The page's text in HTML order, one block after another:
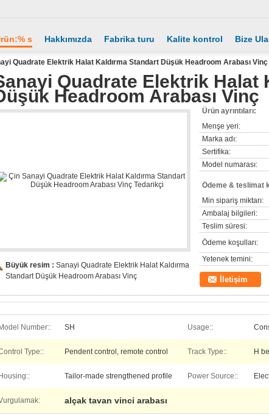
s Hakkımızda Fabrika turu Kalite kontrol Bize
Quadrate Elektrik Halat Kaldırma Standart Düşük Headroom Arabası Vinç
Quadrate Elektrik Halat
Headroom Arabası Vinç
Büyük resim : Sanayi Quadrate Elektrik Halat Kaldırma
Standart Düşük Headroom Arabası Vinç
Ürün ayrıntıları:
Menşe yeri:
Marka adı:
Sertifika:
Model numarası:
Ödeme & teslimat
Min sipariş miktarı:
Ambalaj bilgileri:
Teslim süresi:
Ödeme koşulları:
Yetenek temini:
İletişim
Model Number:: SH Usage::
Type:: Pendent control, remote control Track Type:: H
Housing:: Tailor-made strengthened profile Power Source::
alçak tavan vinci arabası